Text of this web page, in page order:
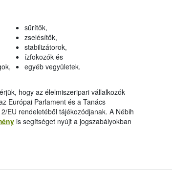
sűrítők,
zselésítők,
stabilizátorok,
ízfokozók és
egyéb vegyületek.
hogy az élelmiszeripari vállalkozók
Európai Parlament és a Tanács
EU rendeletéből tájékozódjanak. A Nébih
is segítséget nyújt a jogszabályokban